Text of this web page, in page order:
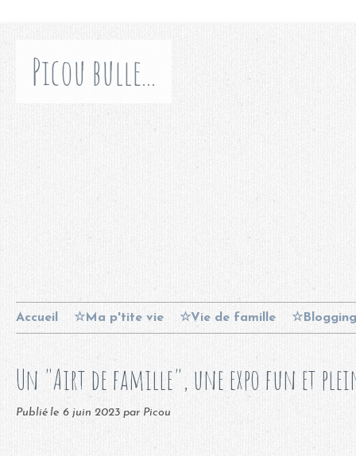
Picou bulle...
Accueil ☆Ma p'tite vie ☆Vie de famille ☆Blogging
Un "Airt de famille", une expo fun et
Publié le 6 juin 2023 par Picou